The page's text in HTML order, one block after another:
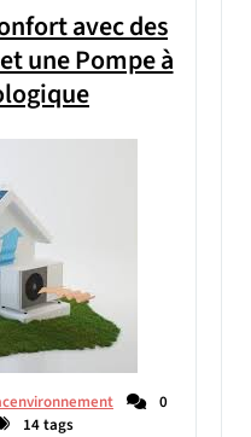
avec des
une Pompe à
0
14 tags